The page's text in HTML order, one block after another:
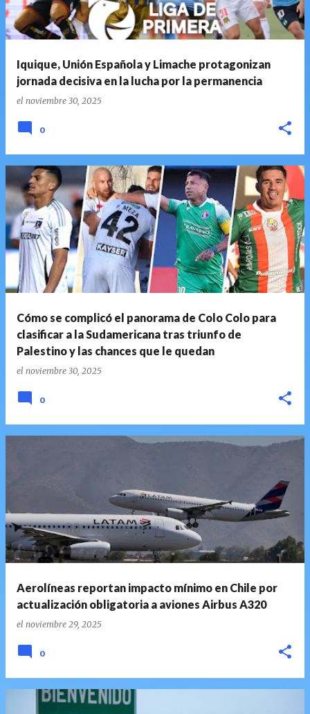
Iquique, Unión Española y Limache protagonizan
jornada decisiva en la lucha por la permanencia
el noviembre 30, 2025
0
Cómo se complicó el panorama de Colo Colo para
clasificar a la Sudamericana tras triunfo de
Palestino y las chances que le quedan
el noviembre 30, 2025
0
Aerolíneas reportan impacto mínimo en Chile por
actualización obligatoria a aviones Airbus A320
el noviembre 29, 2025
0